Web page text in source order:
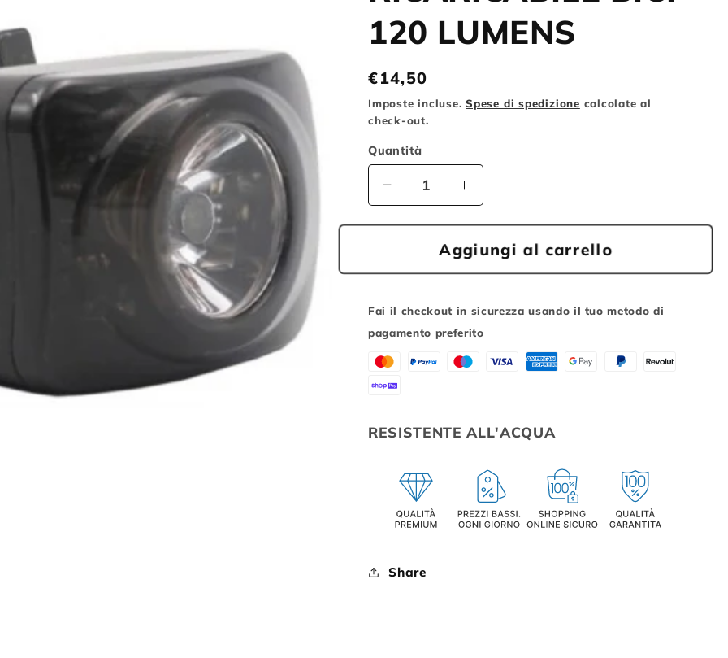
o
g
r
a
f
i
c
120 LUMENS
Prezzo
di
listino
€14,50
Imposte incluse.Spese di spedizione calcolate al
check-out.
Quantità
Diminuisci
quantità
per
MVTEK
RICARICABILE
120
LUMENS
Aumenta
quantità
per
MVTEK
RICARICABILE
120
LUMENS
Aggiungi al carrello
Fai il checkout in sicurezza usando il tuo metodo di
pagamento preferito
RESISTENTE ALL'ACQUA
Share